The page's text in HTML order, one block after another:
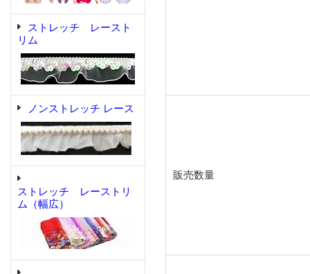
ストレッチ レースト
リム
ノンストレッチ レース
ストレッチ レーストリ
ム（幅広）
販売数量